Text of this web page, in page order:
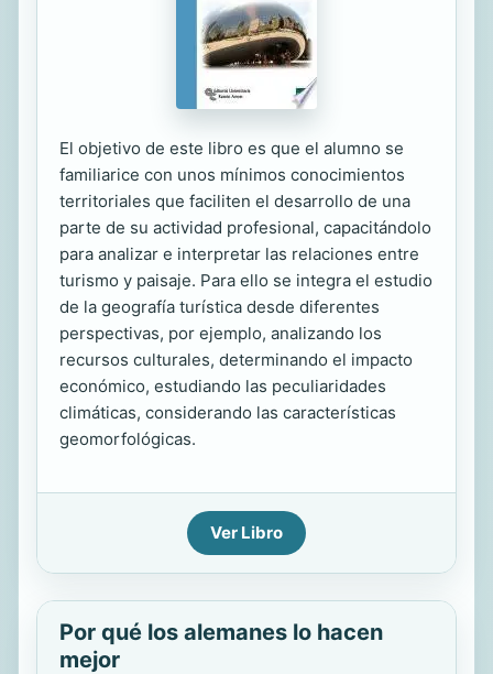
El objetivo de este libro es que el alumno se
familiarice con unos mínimos conocimientos
territoriales que faciliten el desarrollo de una
parte de su actividad profesional, capacitándolo
para analizar e interpretar las relaciones entre
turismo y paisaje. Para ello se integra el estudio
de la geografía turística desde diferentes
perspectivas, por ejemplo, analizando los
recursos culturales, determinando el impacto
económico, estudiando las peculiaridades
climáticas, considerando las características
geomorfológicas.
Ver Libro
Por qué los alemanes lo hacen
mejor